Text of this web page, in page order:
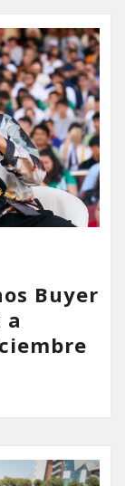
Buyer
a